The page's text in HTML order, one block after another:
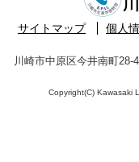
サイトマップ 個人
川崎市中原区今井南町
Copyright(C) Kawasaki